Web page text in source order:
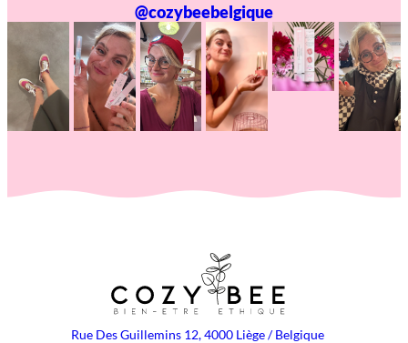
@cozybeebelgique
Rue Des Guillemins 12, 4000 Liège / Belgique